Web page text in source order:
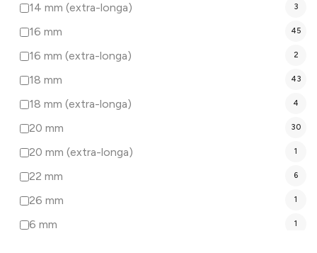
Vermelho 4
14 mm (extra-longa) 3
16 mm 45
16 mm (extra-longa) 2
18 mm 43
18 mm (extra-longa) 4
20 mm 30
20 mm (extra-longa) 1
22 mm 6
26 mm 1
6 mm 1